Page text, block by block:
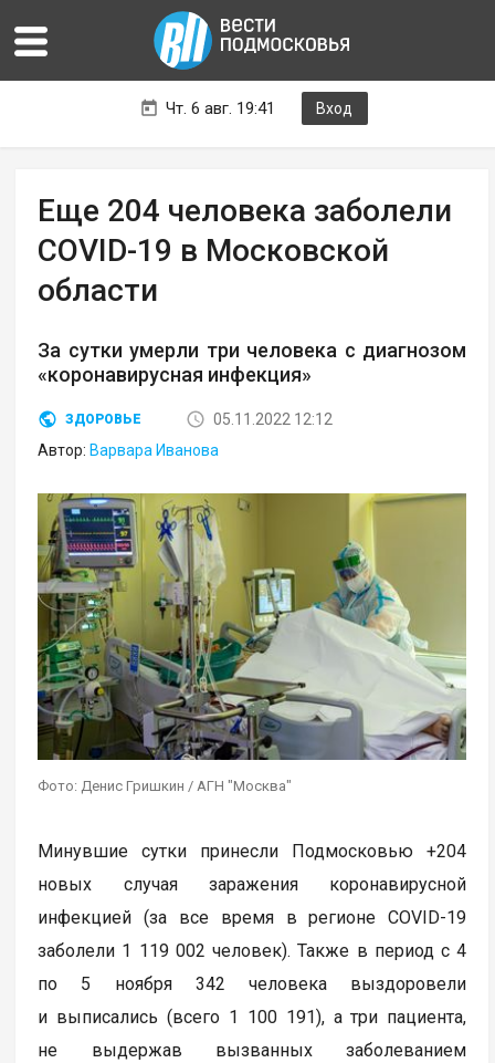
Чт. 6 авг. 19:41 Вход
Еще 204 человека заболели
COVID-19 в Московской
области
За сутки умерли три человека с диагнозом
«коронавирусная инфекция»
ЗДОРОВЬЕ
05.11.2022 12:12
Автор: Варвара Иванова
Фото: Денис Гришкин / АГН "Москва"
Минувшие сутки принесли Подмосковью +204
новых случая заражения коронавирусной
инфекцией (за все время в регионе COVID-19
заболели 1 119 002 человек). Также в период с 4
по 5 ноября 342 человека выздоровели
и выписались (всего 1 100 191), а три пациента,
не выдержав вызванных заболеванием